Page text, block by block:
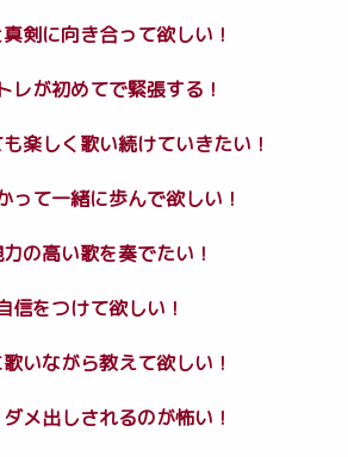
剣に向き合って欲しい！
レが初めてで緊張する！
楽しく歌い続けていきたい！
って一緒に歩んで欲しい！
の高い歌を奏でたい！
信をつけて欲しい！
いながら教えて欲しい！
メ出しされるのが怖い！